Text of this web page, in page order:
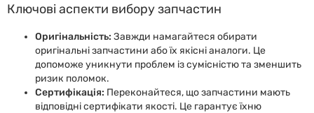
Ключові аспекти вибору запчастин
Оригінальність: Завжди намагайтеся обирати
оригінальні запчастини або їх якісні аналоги. Це
допоможе уникнути проблем із сумісністю та зменшить
ризик поломок.
Сертифікація: Переконайтеся, що запчастини мають
відповідні сертифікати якості. Це гарантує їхню